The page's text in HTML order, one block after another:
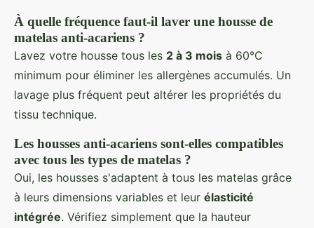
À quelle fréquence faut-il laver une housse de
matelas anti-acariens ?
Lavez votre housse tous les 2 à 3 mois à 60°C
minimum pour éliminer les allergènes accumulés. Un
lavage plus fréquent peut altérer les propriétés du
tissu technique.
Les housses anti-acariens sont-elles compatibles
avec tous les types de matelas ?
Oui, les housses s'adaptent à tous les matelas grâce
à leurs dimensions variables et leur élasticité
intégrée. Vérifiez simplement que la hauteur